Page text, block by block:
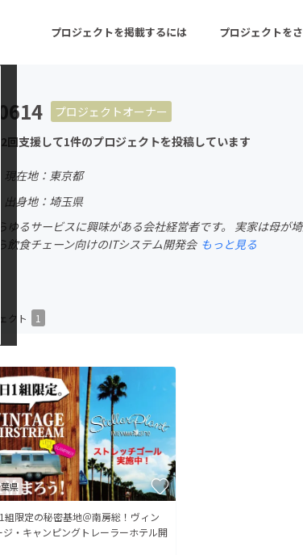
プロジェクトを掲載するには プロジェクトを
ターン 注目の新着プロジェクト
音楽
ゲーム・サービス開発 フード
CAMPFIRE for Social Good
CAMPFIREふるさと納税
プロジェクトオーナー
回支援して1件のプロジェクトを投稿しています
現在地：東京都
出身地：埼玉県
ゆるサービスに興味がある会社経営者です。 実家は母
飲食チェーン向けのITシステム開発会 もっと見る
クト 1
県
組限定の秘密基地＠南房総！ヴィン
ジ・キャンピングトレーラーホテル開